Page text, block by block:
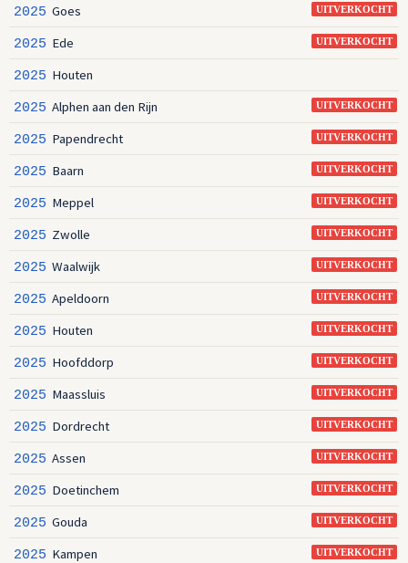
UITVERKOCHT
2025 Goes
UITVERKOCHT
2025 Ede
2025 Houten
UITVERKOCHT
2025 Alphen aan den Rijn
UITVERKOCHT
2025 Papendrecht
UITVERKOCHT
2025 Baarn
UITVERKOCHT
2025 Meppel
UITVERKOCHT
2025 Zwolle
UITVERKOCHT
2025 Waalwijk
UITVERKOCHT
2025 Apeldoorn
UITVERKOCHT
2025 Houten
UITVERKOCHT
2025 Hoofddorp
UITVERKOCHT
2025 Maassluis
UITVERKOCHT
2025 Dordrecht
UITVERKOCHT
2025 Assen
UITVERKOCHT
2025 Doetinchem
UITVERKOCHT
2025 Gouda
UITVERKOCHT
2025 Kampen